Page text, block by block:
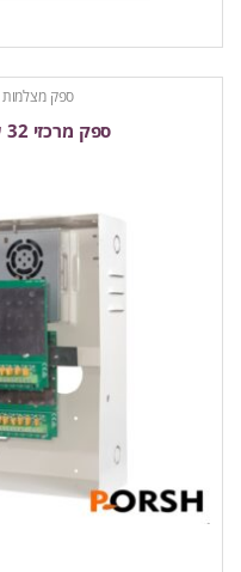
ספק מצלמות
ספק מרכזי 32 ערוצים (POR350_32)